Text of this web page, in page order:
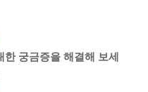
궁금증을 해결해 보세